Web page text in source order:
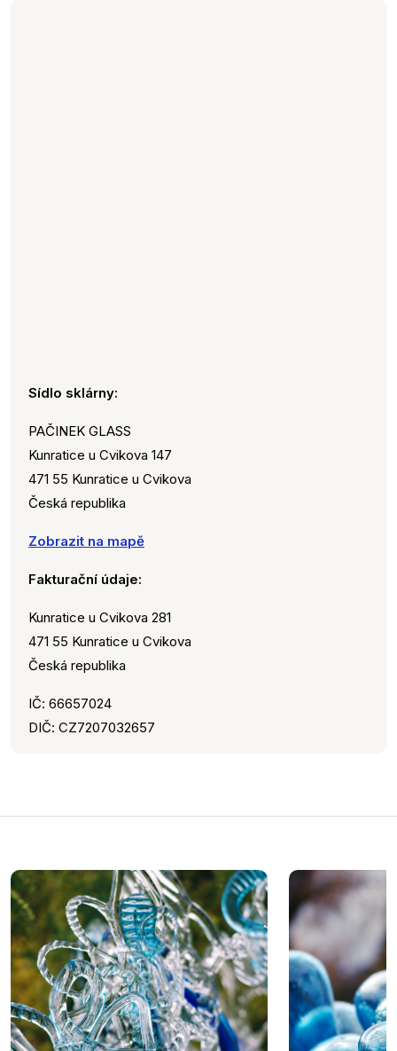
Sídlo sklárny:
PAČINEK GLASS
Kunratice u Cvikova 147
471 55 Kunratice u Cvikova
Česká republika
Zobrazit na mapě
Fakturační údaje:
Kunratice u Cvikova 281
471 55 Kunratice u Cvikova
Česká republika
IČ: 66657024
DIČ: CZ7207032657